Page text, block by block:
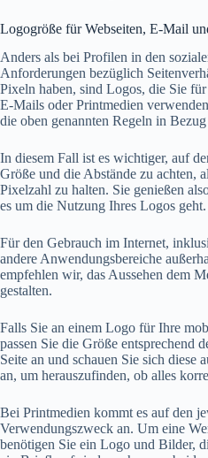
Logogröße für Webseiten, E-Mail
Anders als bei Profilen in den
Anforderungen bezüglich
Pixeln haben, sind Logos, die Sie
E-Mails oder Printmedien
die oben genannten Regeln in
In diesem Fall ist es wichtiger, auf
Größe und die Abstände zu achten,
Pixelzahl zu halten. Sie genießen
es um die Nutzung Ihres Logos geht.
Für den Gebrauch im Internet,
andere Anwendungsbereiche
empfehlen wir, das Aussehen dem
gestalten.
Falls Sie an einem Logo für Ihre
passen Sie die Größe entsprechend
Seite an und schauen Sie sich diese
an, um herauszufinden, ob alles
Bei Printmedien kommt es auf den
Verwendungszweck an. Um eine
benötigen Sie ein Logo und Bilder,